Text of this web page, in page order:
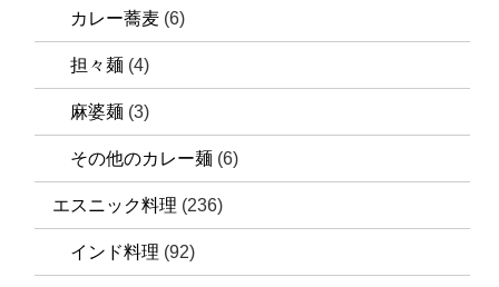
カレー蕎麦 (6)
担々麺 (4)
麻婆麺 (3)
その他のカレー麺 (6)
エスニック料理 (236)
インド料理 (92)